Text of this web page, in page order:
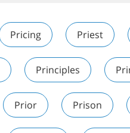
Pricing Priest
Principles
Prior Prison